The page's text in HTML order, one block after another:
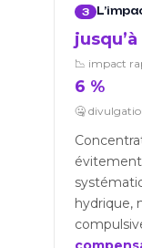
3
jusqu’à
📉 impact
6 %
🤐
hydrique,